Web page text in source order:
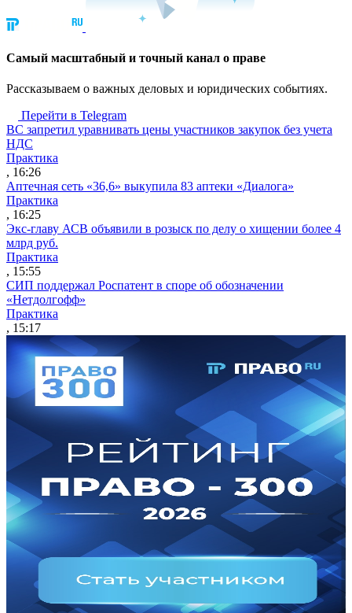
Cамый масштабный и точный канал о праве
Рассказываем о важных деловых и юридических событиях.
Перейти в Telegram
ВС запретил уравнивать цены участников закупок без учета
НДС
Практика
, 16:26
Аптечная сеть «36,6» выкупила 83 аптеки «Диалога»
Практика
, 16:25
Экс-главу АСВ объявили в розыск по делу о хищении более 4
млрд руб.
Практика
, 15:55
СИП поддержал Роспатент в споре об обозначении
«Нетдолгофф»
Практика
, 15:17